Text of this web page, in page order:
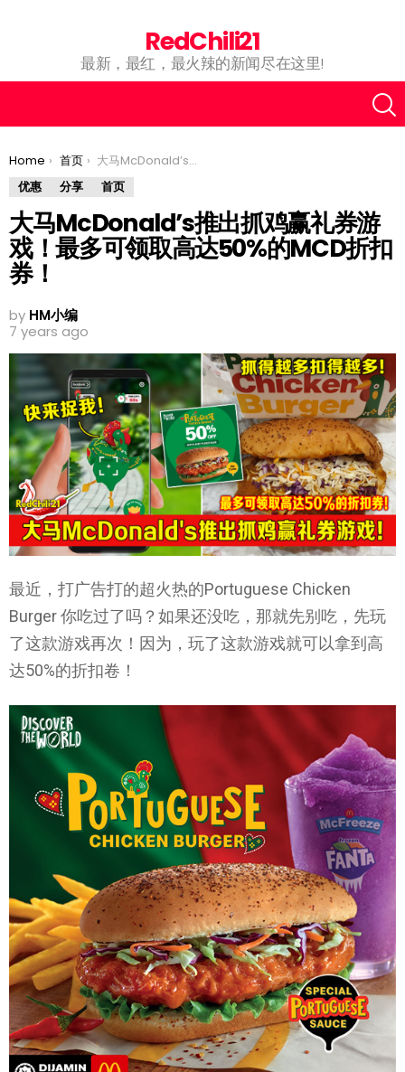
RedChili21
最新，最红，最火辣的新闻尽在这里!
You are here:
Home 首页
大马McDonald’s推出抓鸡赢礼券游戏！最多可领取高达50%的MCD折扣券！
优惠
分享 首页
大马McDonald’s推出抓鸡赢礼券游
戏！最多可领取高达50%的MCD折扣
券！
by HM小编
7 years ago
最近，打广告打的超火热的Portuguese Chicken
Burger 你吃过了吗？如果还没吃，那就先别吃，先玩
了这款游戏再次！因为，玩了这款游戏就可以拿到高
达50%的折扣卷！